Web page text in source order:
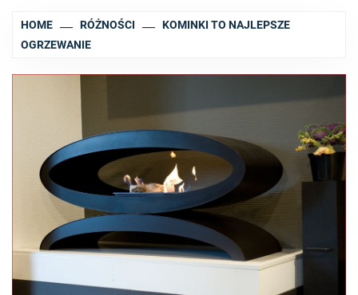
HOME RÓŻNOŚCI
KOMINKI TO NAJLEPSZE
OGRZEWANIE